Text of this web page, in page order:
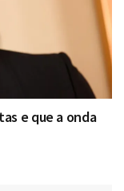
e que a onda